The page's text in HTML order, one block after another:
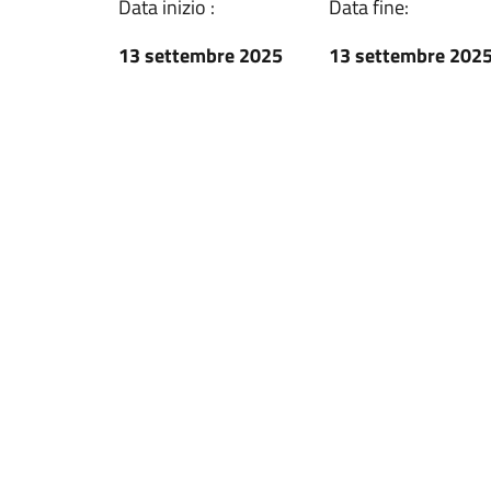
Data inizio :
13 settembre 2025
Data fine:
13 settembre